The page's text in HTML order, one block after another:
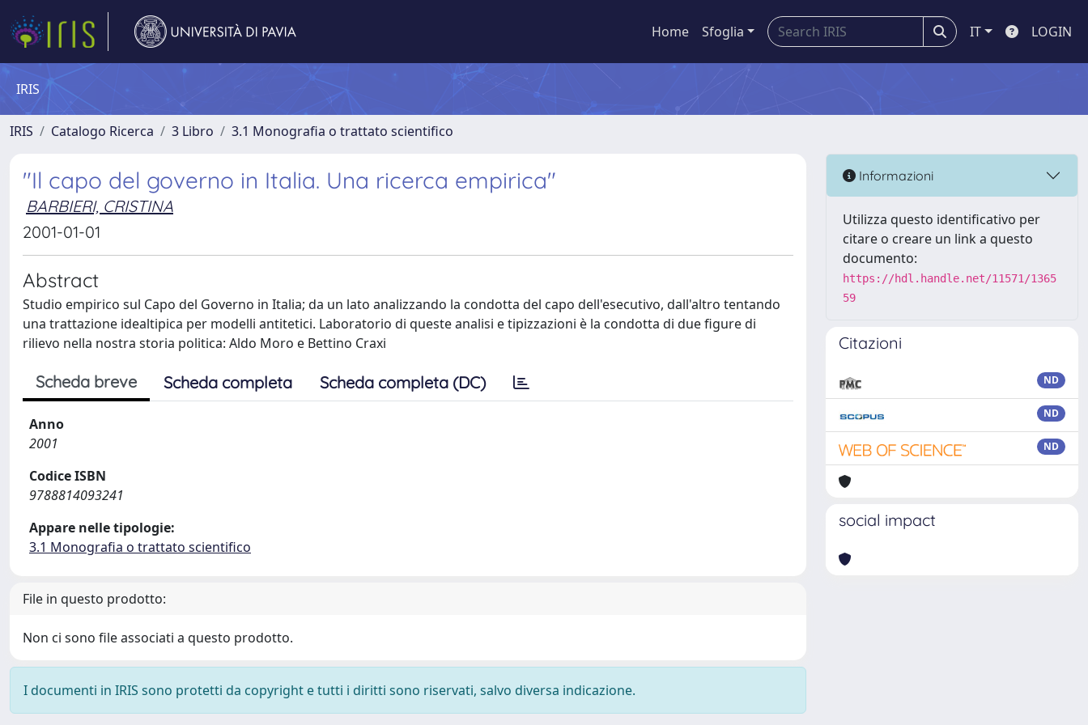
Home Sfoglia IT LOGIN
IRIS
IRIS Catalogo Ricerca 3 Libro 3.1 Monografia o trattato scientifico
"Il capo del governo in Italia. Una ricerca empirica"
BARBIERI, CRISTINA
2001-01-01
Abstract
Studio empirico sul Capo del Governo in Italia; da un lato analizzando la condotta del capo dell'esecutivo, dall'altro tentando
una trattazione idealtipica per modelli antitetici. Laboratorio di queste analisi e tipizzazioni è la condotta di due figure di
rilievo nella nostra storia politica: Aldo Moro e Bettino Craxi
Scheda breve Scheda completa Scheda completa (DC)
Anno
2001
Codice ISBN
9788814093241
Appare nelle tipologie:
3.1 Monografia o trattato scientifico
File in questo prodotto:
Non ci sono file associati a questo prodotto.
I documenti in IRIS sono protetti da copyright e tutti i diritti sono riservati, salvo diversa indicazione.
Informazioni
Utilizza questo identificativo per
citare o creare un link a questo
documento:
https://hdl.handle.net/11571/1365
59
Citazioni
ND
ND
ND
social impact